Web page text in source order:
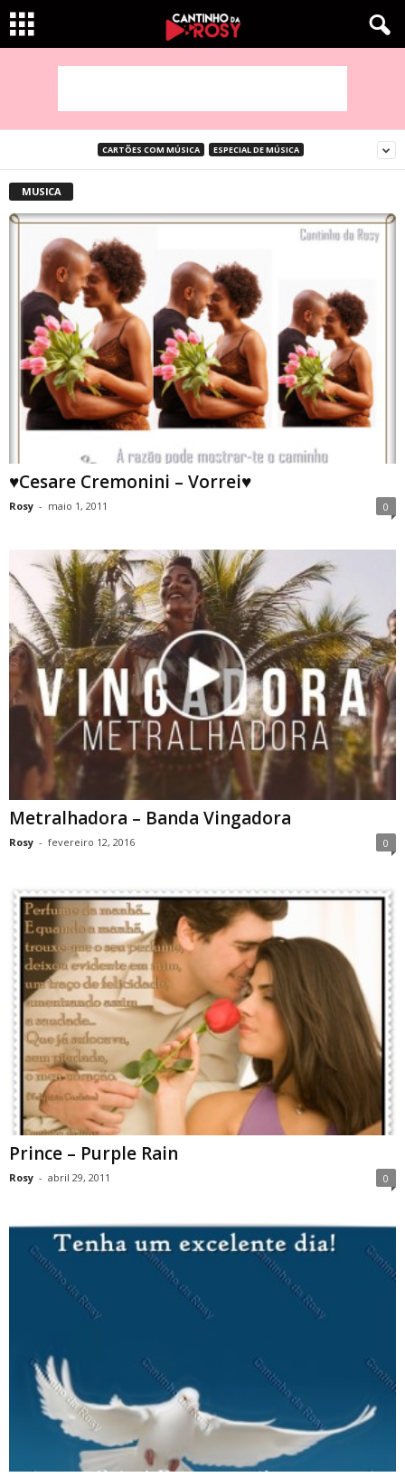
CARTÕES COM MÚSICA ESPECIAL DE MÚSICA
MUSICA
♥Cesare Cremonini – Vorrei♥
Rosy - maio 1, 2011 0
Metralhadora – Banda Vingadora
Rosy - fevereiro 12, 2016 0
Prince – Purple Rain
Rosy - abril 29, 2011 0